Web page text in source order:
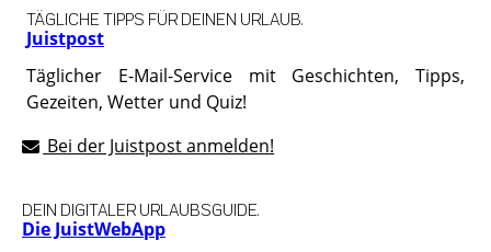
Juistpost
TÄGLICHE TIPPS FÜR DEINEN URLAUB.
Täglicher E-Mail-Service mit Geschichten, Tipps,
Gezeiten, Wetter und Quiz!
Bei der Juistpost anmelden!
Die JuistWebApp
DEIN DIGITALER URLAUBSGUIDE.